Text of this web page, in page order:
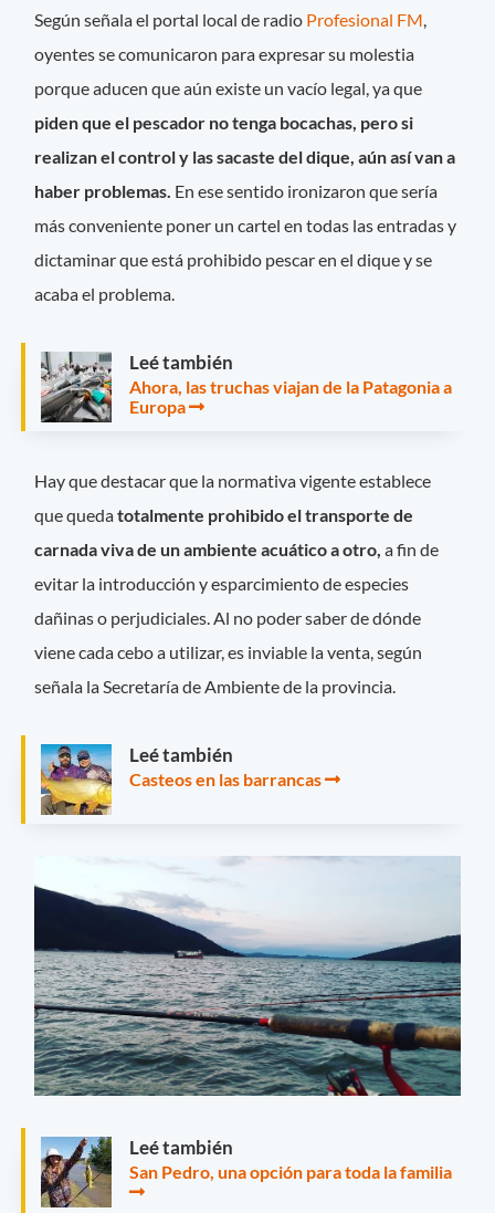
Según señala el portal local de radio Profesional FM
oyentes se comunicaron para expresar su molestia
porque aducen que aún existe un vacío legal, ya que
piden que el pescador no tenga bocachas, pero si
realizan el control y las sacaste del dique, aún así van a
haber problemas. En ese sentido ironizaron que sería
más conveniente poner un cartel en todas las entradas y
dictaminar que está prohibido pescar en el dique y se
acaba el problema.
Leé también
Ahora, las truchas viajan de la Patagonia a
Europa
Hay que destacar que la normativa vigente establece
que quedatotalmente prohibido el transporte de
carnada viva de un ambiente acuático a otro,a fin de
evitar la introducción y esparcimiento de especies
dañinas o perjudiciales. Al no poder saber de dónde
viene cada cebo a utilizar, es inviable la venta, según
señala la Secretaría de Ambiente de la provincia.
Leé también
Casteos en las barrancas
Leé también
San Pedro, una opción para toda la familia